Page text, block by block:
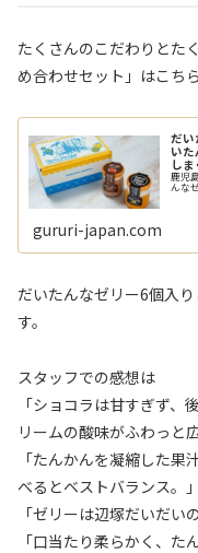
たくさんのこだわりとた
め合わせセット」はこちら
だい
い
しま
鹿児
んな
gururi-japan.com
だいたんなゼリー6個入
す。
スタッフでの感想は
「ショコラは甘すぎず
リームの酸味がふわっと
「たんかんを凝縮した
べるとベストバランス。」
「ゼリーは辺塚だいだい
「口当たり柔らかく、た